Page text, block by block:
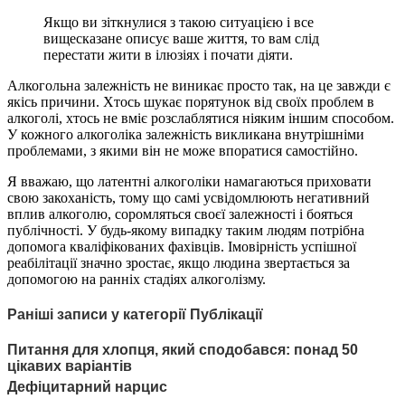
Якщо ви зіткнулися з такою ситуацією і все
вищесказане описує ваше життя, то вам слід
перестати жити в ілюзіях і почати діяти.
Алкогольна залежність не виникає просто так, на це завжди є
якісь причини. Хтось шукає порятунок від своїх проблем в
алкоголі, хтось не вміє розслаблятися ніяким іншим способом.
У кожного алкоголіка залежність викликана внутрішніми
проблемами, з якими він не може впоратися самостійно.
Я вважаю, що латентні алкоголіки намагаються приховати
свою закоханість, тому що самі усвідомлюють негативний
вплив алкоголю, соромляться своєї залежності і бояться
публічності. У будь-якому випадку таким людям потрібна
допомога кваліфікованих фахівців. Імовірність успішної
реабілітації значно зростає, якщо людина звертається за
допомогою на ранніх стадіях алкоголізму.
Раніші записи у категорії Публікації
Питання для хлопця, який сподобався: понад 50
цікавих варіантів
Дефіцитарний нарцис